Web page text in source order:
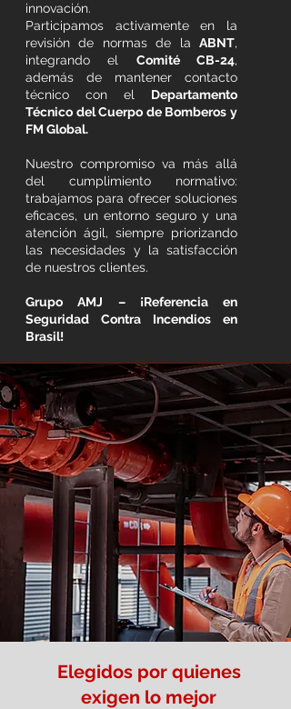
innovación.
Participamos activamente en la
revisión de normas de la ABNT,
integrando el Comité CB-24,
además de mantener contacto
técnico con el Departamento
Técnico del Cuerpo de Bomberos y
FM Global.
Nuestro compromiso va más allá
del cumplimiento normativo:
trabajamos para ofrecer soluciones
eficaces, un entorno seguro y una
atención ágil, siempre priorizando
las necesidades y la satisfacción
de nuestros clientes.
Grupo AMJ – ¡Referencia en
Seguridad Contra Incendios en
Brasil!
Elegidos por quienes
exigen lo mejor